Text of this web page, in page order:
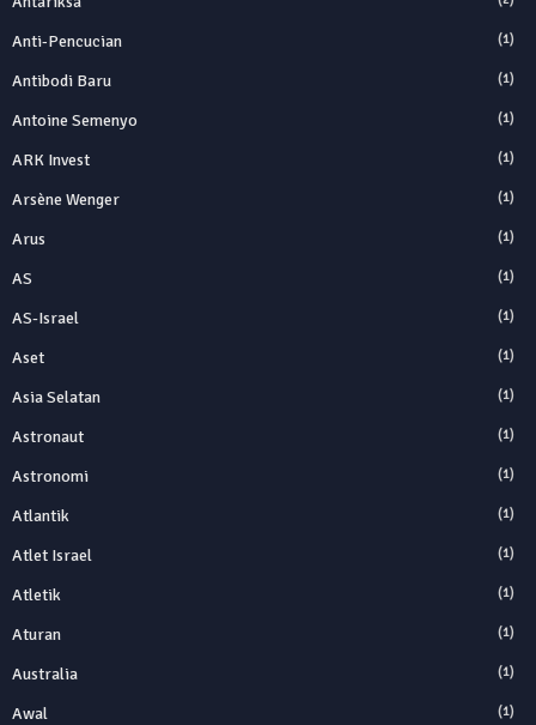
Anti‑Pencucian (1)
Antibodi Baru (1)
Antoine Semenyo (1)
ARK Invest (1)
Arsène Wenger (1)
Arus (1)
AS (1)
AS-Israel (1)
Aset (1)
Asia Selatan (1)
Astronaut (1)
Astronomi (1)
Atlantik (1)
Atlet Israel (1)
Atletik (1)
Aturan (1)
Australia (1)
Awal (1)